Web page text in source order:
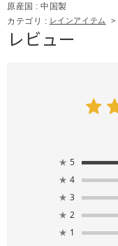
原産国 : 中国製
カテゴリ : レインアイテム >
レビュー
★ 5
★ 4
★ 3
★ 2
★ 1